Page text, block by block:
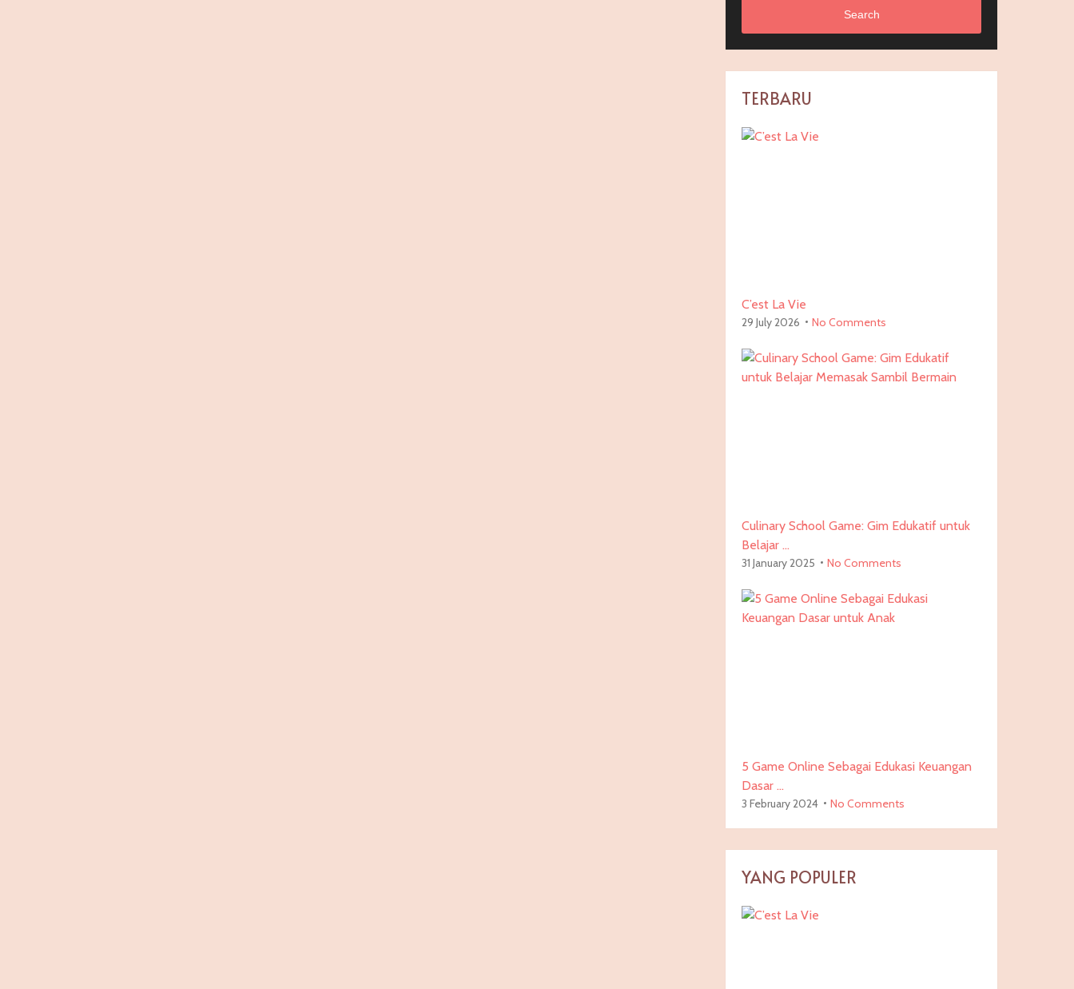
Search
TERBARU
C’est La Vie
29 July 2026 No Comments
Culinary School Game: Gim Edukatif untuk
Belajar …
31 January 2025 No Comments
5 Game Online Sebagai Edukasi Keuangan
Dasar …
3 February 2024 No Comments
YANG POPULER